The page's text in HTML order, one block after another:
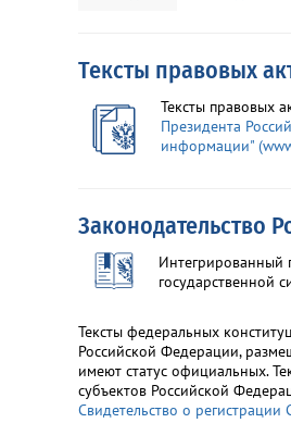
Тексты правовых
Тексты правовых
Президента
информации"
Законодательство
Интегрированный
государственной
Тексты федеральных
Российской Федерации,
имеют статус официальных.
субъектов Российской
Свидетельство о